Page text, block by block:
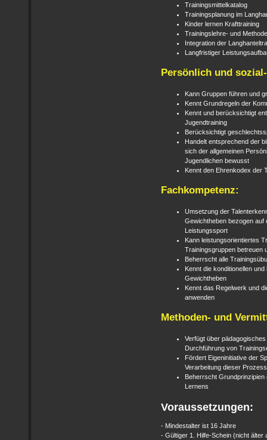
Trainingsmittelkatalog
Trainingsplanung im
Kinder lernen Krafttraining
Trainingslehre- und
Integration der
Langfristiger
Persönlich und
Kann Gruppen führen und
Kennt Grundregeln der
Kennt und berücksichtigt
Jugendtraining
Berücksichtigt
Handelt entsprechend der
sich der allgemeinen
Jugendlichen bewusst
Kennt den Ehrenkodex der
Fachkompetenz:
Umsetzung der
Gewichtheben bezogen auf
Leistungssport
Kann leistungsorientiertes
Trainingsgruppen betreuen
Beherrscht alle
Kennt die konditionellen
Gewichtheben
Kennt das Regelwerk und
anwenden
Methoden- und
Verfügt über
Durchführung von
Fördert Eigeninitiative der
Verarbeitung dieser
Beherrscht
Lernens
Voraussetzungen:
- Mindestalter ist 16 Jahre
- Gültiger 1. Hilfe-Schein (nicht älter